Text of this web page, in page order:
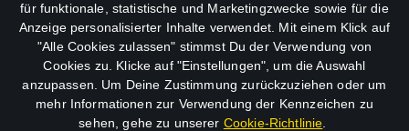
für funktionale, statistische und Marketingzwecke sowie für die
Anzeige personalisierter Inhalte verwendet. Mit einem Klick auf
"Alle Cookies zulassen" stimmst Du der Verwendung von
Cookies zu. Klicke auf "Einstellungen", um die Auswahl
anzupassen. Um Deine Zustimmung zurückzuziehen oder um
mehr Informationen zur Verwendung der Kennzeichen zu
sehen, gehe zu unserer Cookie-Richtlinie
Folge 27 - Die Dame im
Zentrum
Dieses Mal rattert Agentin 69 voll in die
Doppelagentenfalle. Gerade noch testete sie
selbst Sicherheitsvorkehrungen im